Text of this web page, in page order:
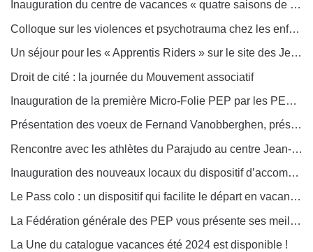
Inauguration du centre de vacances « quatre saisons de la Coume d’or » à Porté-Puymorens
Colloque sur les violences et psychotrauma chez les enfants et les adolescents, le 3 avril 2024
Un séjour pour les « Apprentis Riders » sur le site des Jeux olympiques de canoë slalom à Vaires-sur-Marne en avril prochain
Droit de cité : la journée du Mouvement associatif
Inauguration de la première Micro-Folie PEP par les PEP Loire Domes Allier (LDA)
Présentation des voeux de Fernand Vanobberghen, président de la Fédération générale des PEP
Rencontre avec les athlètes du Parajudo au centre Jean-Cluzel à Savines-le-Lac (PEP Alpes-du-Sud)
Inauguration des nouveaux locaux du dispositif d’accompagnement médico-éducatif (Dame) à Lucé : un outil tourné vers l’inclusion !
Le Pass colo : un dispositif qui facilite le départ en vacances collectives
La Fédération générale des PEP vous présente ses meilleurs voeux pour 2024 !
La Une du catalogue vacances été 2024 est disponible !